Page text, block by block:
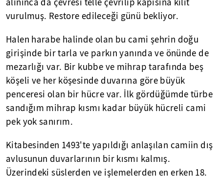
alınınca da çevresi telle çevrilip kapısına kilit
vurulmuş. Restore edileceği günü bekliyor.
Halen harabe halinde olan bu cami şehrin doğu
girişinde bir tarla ve parkın yanında ve önünde de
mezarlığı var. Bir kubbe ve mihrap tarafında beş
köşeli ve her köşesinde duvarına göre büyük
penceresi olan bir hücre var. İlk gördüğümde türbe
sandığım mihrap kısmı kadar büyük hücreli cami
pek yok sanırım.
Kitabesinden 1493'te yapıldığı anlaşılan camiin dış
avlusunun duvarlarının bir kısmı kalmış.
Üzerindeki süslerden ve işlemelerden en erken 18.